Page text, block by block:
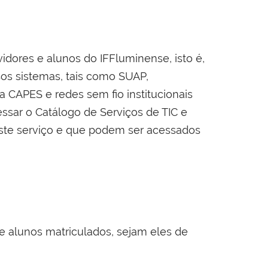
e alunos do IFFluminense, isto é,
sistemas, tais como SUAP,
CAPES e redes sem fio institucionais
o Catálogo de Serviços de TIC e
serviço e que podem ser acessados
alunos matriculados, sejam eles de